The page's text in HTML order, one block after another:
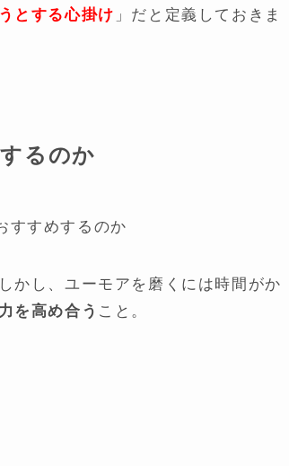
とする心掛け 」だと定義しておきま
るのか
かし、ユーモアを磨くには時間がか
を高め合う こと。